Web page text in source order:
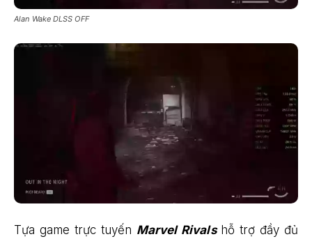
Alan Wake DLSS OFF
Tựa game trực tuyến Marvel Rivals hỗ trợ đầy đủ